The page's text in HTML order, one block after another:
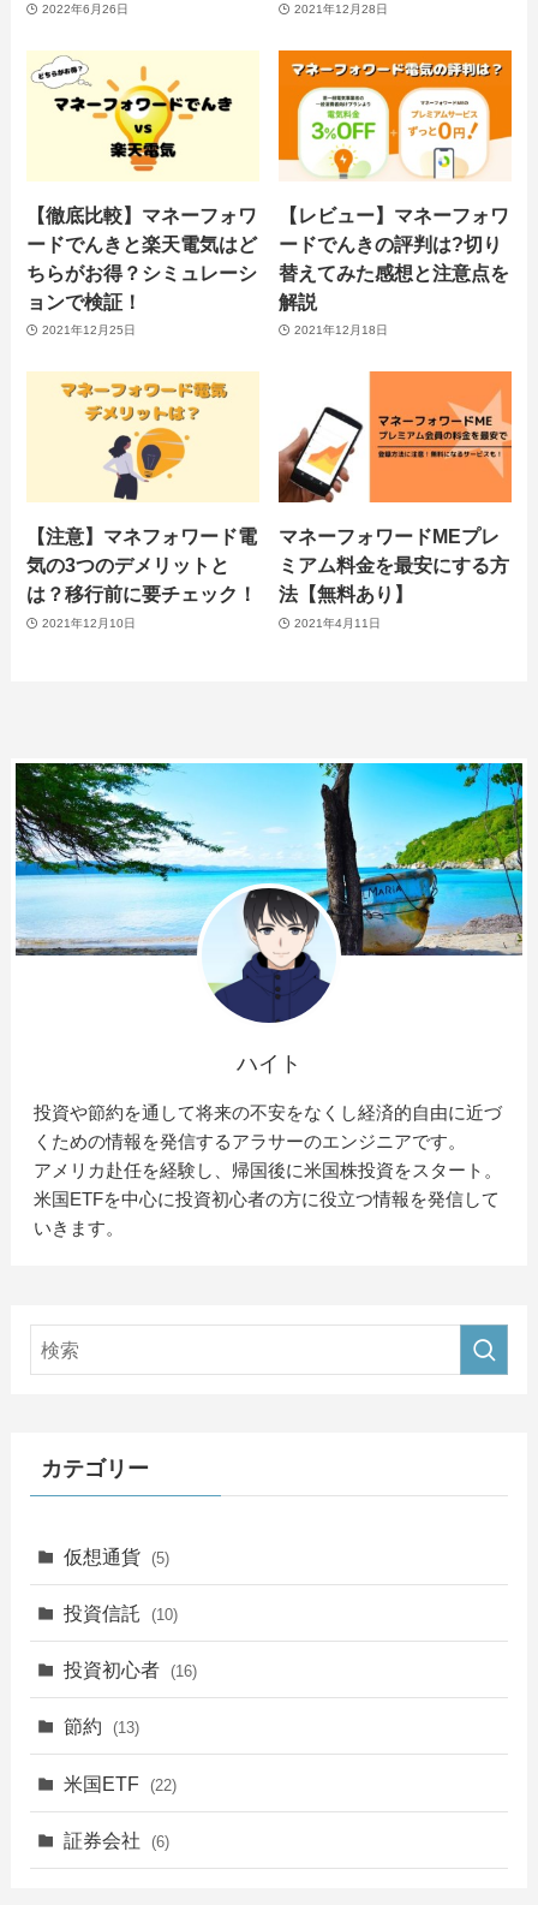
2022年6月26日 2021年12月28日
【徹底比較】マネーフォワ
ードでんきと楽天電気はど
ちらがお得？シミュレーシ
ョンで検証！
2021年12月25日
【レビュー】マネーフォワ
ードでんきの評判は?切り
替えてみた感想と注意点を
解説
2021年12月18日
【注意】マネフォワード電
気の3つのデメリットと
は？移行前に要チェック！
2021年12月10日
マネーフォワードMEプレ
ミアム料金を最安にする方
法【無料あり】
2021年4月11日
ハイト
投資や節約を通して将来の不安をなくし経済的自由に近づ
くための情報を発信するアラサーのエンジニアです。
アメリカ赴任を経験し、帰国後に米国株投資をスタート。
米国ETFを中心に投資初心者の方に役立つ情報を発信して
いきます。
カテゴリー
仮想通貨 (5)
投資信託 (10)
投資初心者 (16)
節約 (13)
米国ETF (22)
証券会社 (6)